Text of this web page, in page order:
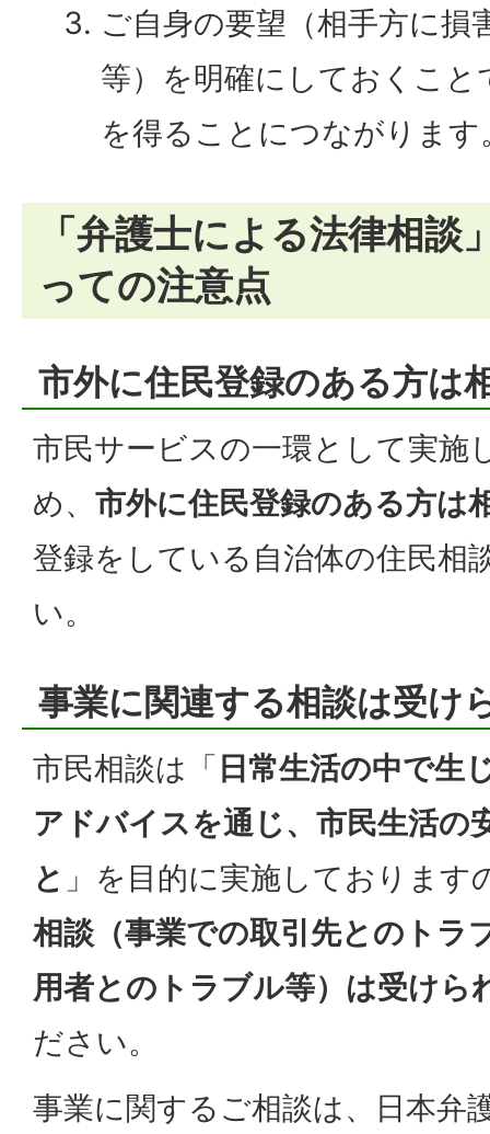
ご自身の要望（相手方に損
等）を明確にしておくこ
を得ることにつながります
「弁護士による法律相談
っての注意点
市外に住民登録のある方は
市民サービスの一環として実施
め、 市外に住民登録のある方は
登録をしている自治体の住民相
い。
事業に関連する相談は受け
市民相談は「 日常生活の中で生
アドバイスを通じ、市民生活の
と 」を目的に実施しております
相談（事業での取引先とのトラ
用者とのトラブル等）は受けら
ださい。
事業に関するご相談は、日本弁